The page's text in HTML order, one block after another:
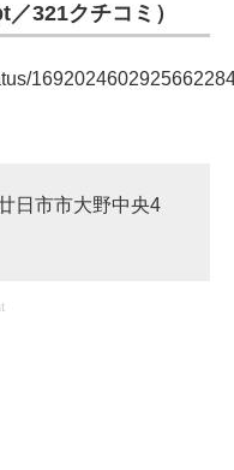
321クチコミ）
日市市大野中央4